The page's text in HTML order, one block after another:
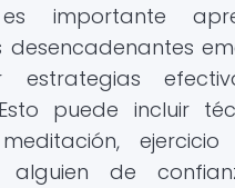
es importante
desencadenantes
estrategias
puede incluir
de